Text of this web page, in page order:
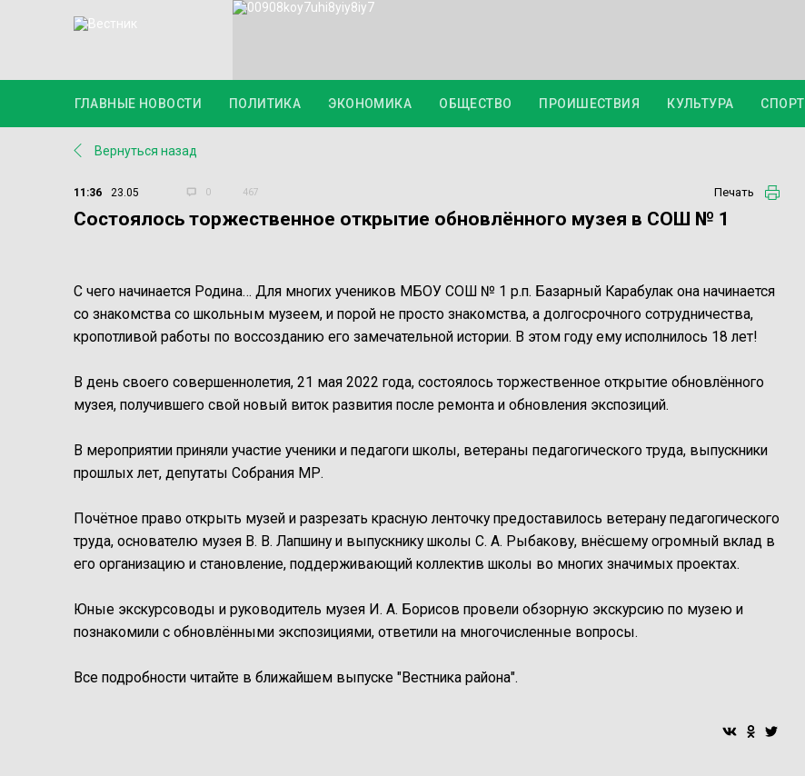
ГЛАВНЫЕ НОВОСТИ ПОЛИТИКА ЭКОНОМИКА ОБЩЕСТВО ПРОИШЕСТВИЯ КУЛЬТУРА СПОРТ
Вернуться назад
11:36 23.05 0 467 Печать
Состоялось торжественное открытие обновлённого музея в СОШ № 1
С чего начинается Родина… Для многих учеников МБОУ СОШ № 1 р.п. Базарный Карабулак она начинается
со знакомства со школьным музеем, и порой не просто знакомства, а долгосрочного сотрудничества,
кропотливой работы по воссозданию его замечательной истории. В этом году ему исполнилось 18 лет!
В день своего совершеннолетия, 21 мая 2022 года, состоялось торжественное открытие обновлённого
музея, получившего свой новый виток развития после ремонта и обновления экспозиций.
В мероприятии приняли участие ученики и педагоги школы, ветераны педагогического труда, выпускники
прошлых лет, депутаты Собрания МР.
Почётное право открыть музей и разрезать красную ленточку предоставилось ветерану педагогического
труда, основателю музея В. В. Лапшину и выпускнику школы С. А. Рыбакову, внёсшему огромный вклад в
его организацию и становление, поддерживающий коллектив школы во многих значимых проектах.
Юные экскурсоводы и руководитель музея И. А. Борисов провели обзорную экскурсию по музею и
познакомили с обновлёнными экспозициями, ответили на многочисленные вопросы.
Все подробности читайте в ближайшем выпуске "Вестника района".